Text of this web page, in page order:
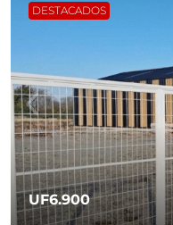
DESTACADOS
UF6.900